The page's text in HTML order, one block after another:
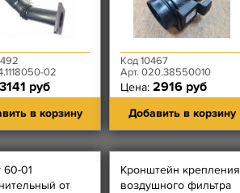
02
3141 руб
в корзину
Код 10467
Арт. 020.38550010
Цена: 2916 руб
Добавить в корзину
01
от
Кронштейн крепления
воздушного фильтра